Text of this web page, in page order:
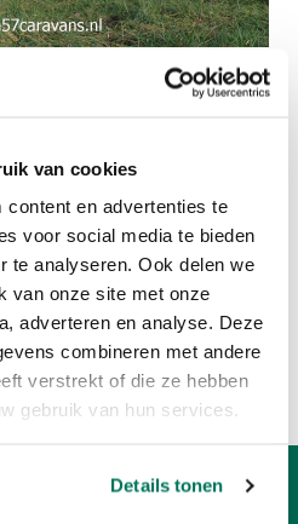
van cookies
en advertenties te
voor social media te bieden
te analyseren. Ook delen we
van onze site met onze
adverteren en analyse. Deze
combineren met andere
verstrekt of die ze hebben
gebruik van hun services.
Details tonen
CARAVANS
4 SLAAPPLAATSEN
Of bekijk:
aanbod
caravan